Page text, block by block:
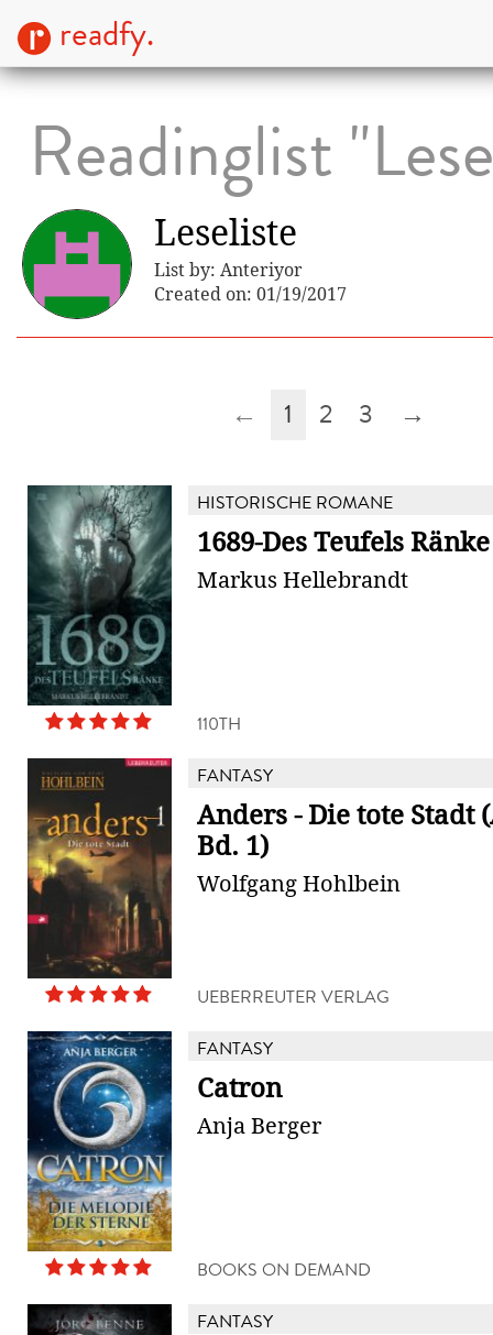
readfy.
Readinglist
Leseliste
List by: Anteriyor
Created on: 01/19/2017
← 1 2 3 →
HISTORISCHE ROMANE
1689-Des Teufels Ränke
Markus Hellebrandt
110TH
FANTASY
Anders - Die tote Stadt
Bd. 1)
Wolfgang Hohlbein
UEBERREUTER VERLAG
FANTASY
Catron
Anja Berger
BOOKS ON DEMAND
FANTASY